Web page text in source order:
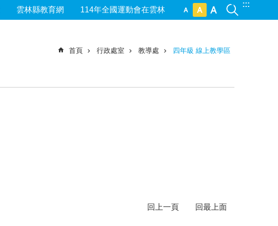
:::
雲林縣教育網 114年全國運動會在雲林
首頁 行政處室 教導處 四年級 線上教學區
回上一頁 回最上面